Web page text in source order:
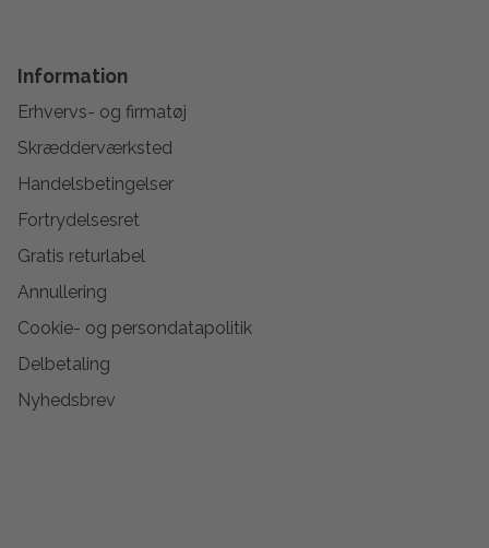
Information
Erhvervs- og firmatøj
Skrædderværksted
Handelsbetingelser
Fortrydelsesret
Gratis returlabel
Annullering
Cookie- og persondatapolitik
Delbetaling
Nyhedsbrev